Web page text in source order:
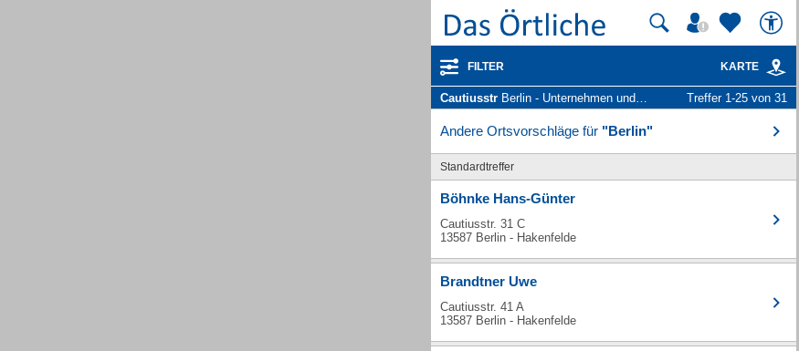
FILTER KARTE
Cautiusstr Berlin - Unternehmen und Personen Treffer 1-25 von 31
Andere Ortsvorschläge für "Berlin"
Standardtreffer
Böhnke Hans-Günter
Cautiusstr. 31 C
13587 Berlin - Hakenfelde
Brandtner Uwe
Cautiusstr. 41 A
13587 Berlin - Hakenfelde